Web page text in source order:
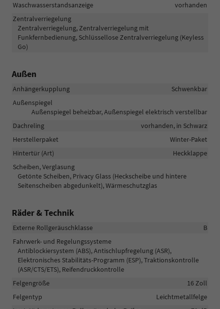
Waschwasserstandsanzeige
vorhanden
Zentralverriegelung
Zentralverriegelung, Zentralverriegelung mit
Funkfernbedienung, Schlüssellose Zentralverriegelung (Keyless
Go)
Außen
Anhängerkupplung
Schwenkbar
Außenspiegel
Außenspiegel beheizbar, Außenspiegel elektrisch verstellbar
Dachreling
vorhanden, in Schwarz
Herstellerpaket
Winter-Paket
Hintertür (Art)
Heckklappe
Scheiben, Verglasung
Getönte Scheiben, Privacy Glass (Heckscheibe und hintere
Seitenscheiben abgedunkelt), Wärmeschutzglas
Räder & Technik
Externe Rollgeräuschklasse
B
Fahrwerk- und Regelungssysteme
Antiblockiersystem (ABS), Antischlupfregelung (ASR),
Elektronisches Stabilitäts-Programm (ESP), Traktionskontrolle
(ASR/CTS/ETS), Reifendruckkontrolle
Felgengröße
16 Zoll
Felgentyp
Leichtmetallfelge